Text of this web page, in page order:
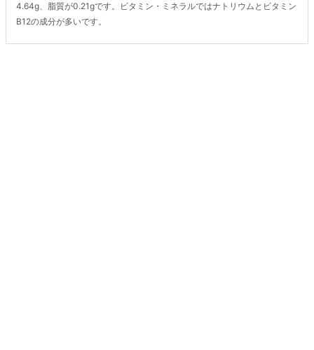
4.64g、脂質が0.21gです。ビタミン・ミネラルではナトリウムとビタミン
B12の成分が多いです。